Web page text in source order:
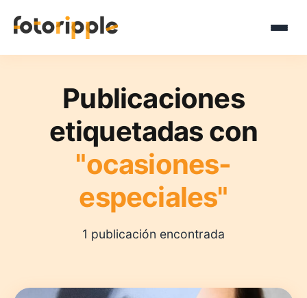
Publicaciones
etiquetadas con
"ocasiones-
especiales"
1 publicación encontrada